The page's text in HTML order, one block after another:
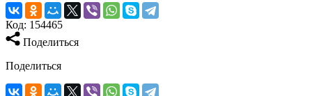
Код: 154465
Поделиться
Поделиться